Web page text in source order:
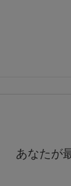
あなたが